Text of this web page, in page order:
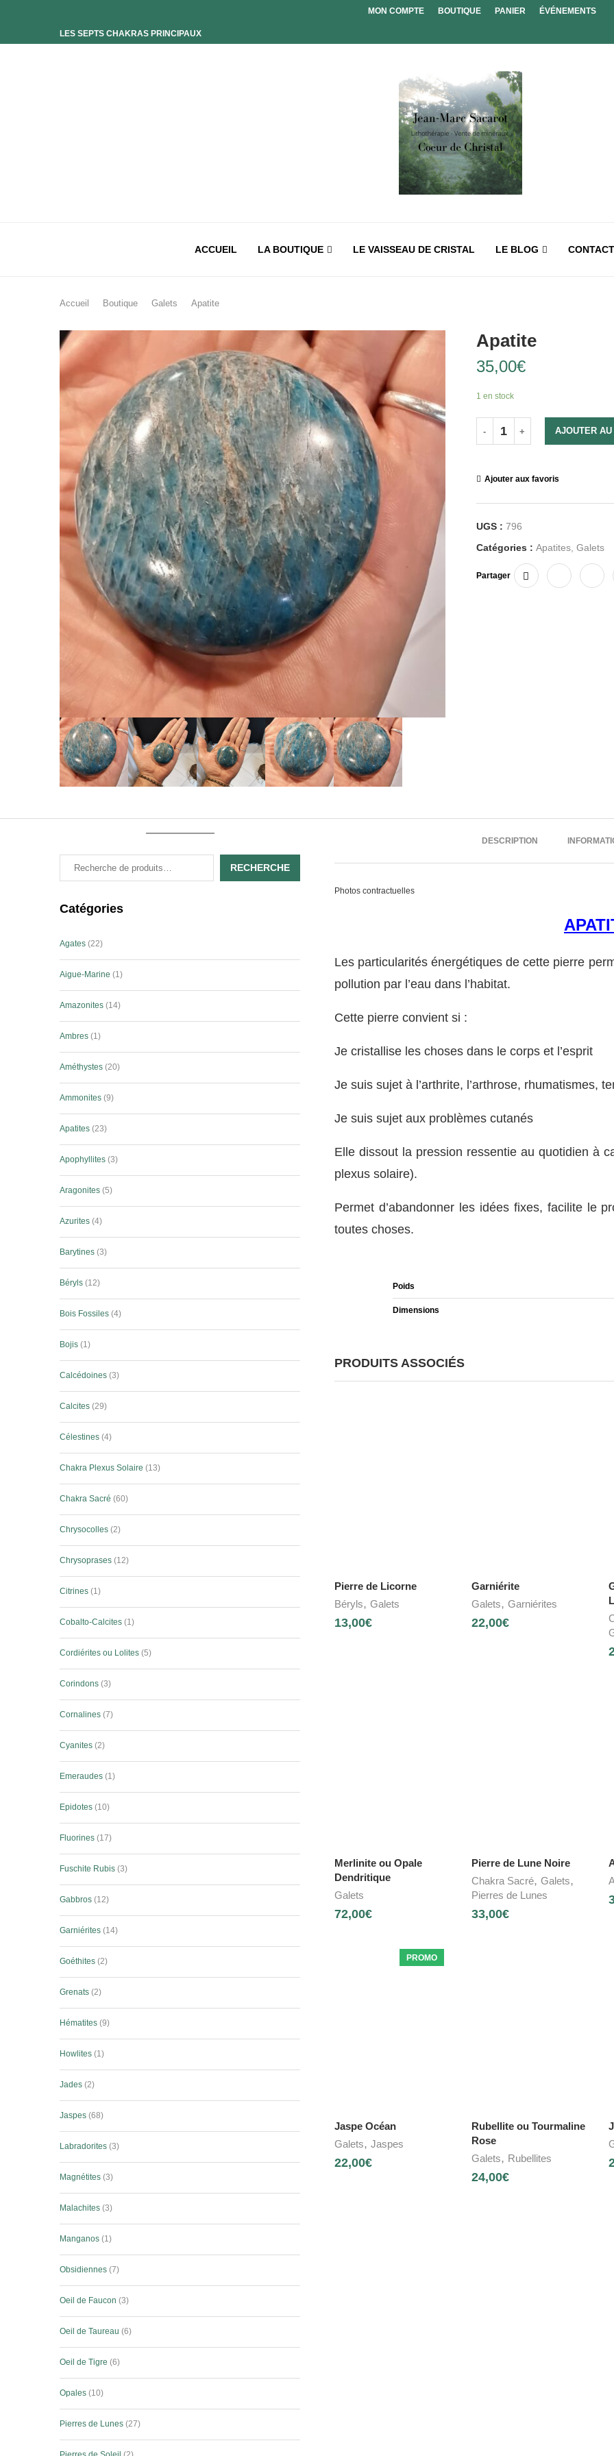
LES SEPTS CHAKRAS PRINCIPAUX
MON COMPTE BOUTIQUE PANIER ÉVÉNEMENTS
ACCUEIL LA BOUTIQUE LE VAISSEAU DE CRISTAL LE BLOG CONTACT
Accueil Boutique Galets Apatite
Apatite
35,00€
1 en stock
AJOUTER AU
Ajouter aux favoris
UGS : 796
Catégories : Apatites, Galets
Partager
DESCRIPTION
Photos contractuelles
Les particularités énergétiques de cette pierre
pollution par l’eau dans l’habitat.
Cette pierre convient si :
Je cristallise les choses dans le corps et l’esprit
Je suis sujet à l’arthrite, l’arthrose, rhumatismes,
Je suis sujet aux problèmes cutanés
Elle dissout la pression ressentie au quotidien à
plexus solaire).
Permet d’abandonner les idées fixes, facilite le
toutes choses.
Poids
Dimensions
PRODUITS ASSOCIÉS
Pierre de Licorne
Béryls, Galets
13,00€
Garniérite
Galets, Garniérites
22,00€
Merlinite ou Opale
Dendritique
Galets
72,00€
Pierre de Lune Noire
Chakra Sacré, Galets,
Pierres de Lunes
33,00€
PROMO
Jaspe Océan
Galets, Jaspes
22,00€
Rubellite ou Tourmaline
Rose
Galets, Rubellites
24,00€
RECHERCHE
Catégories
Agates 22
Aigue-Marine 1
Amazonites 14
Ambres 1
Améthystes 20
Ammonites 9
Apatites 23
Apophyllites 3
Aragonites 5
Azurites 4
Barytines 3
Béryls 12
Bois Fossiles 4
Bojis 1
Calcédoines 3
Calcites 29
Célestines 4
Chakra Plexus Solaire 13
Chakra Sacré 60
Chrysocolles 2
Chrysoprases 12
Citrines 1
Cobalto-Calcites 1
Cordiérites ou Lolites 5
Corindons 3
Cornalines 7
Cyanites 2
Emeraudes 1
Epidotes 10
Fluorines 17
Fuschite Rubis 3
Gabbros 12
Garniérites 14
Goéthites 2
Grenats 2
Hématites 9
Howlites 1
Jades 2
Jaspes 68
Labradorites 3
Magnétites 3
Malachites 3
Manganos 1
Obsidiennes 7
Oeil de Faucon 3
Oeil de Taureau 6
Oeil de Tigre 6
Opales 10
Pierres de Lunes 27